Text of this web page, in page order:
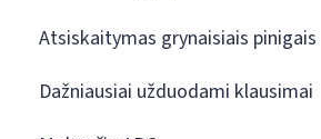
Atsiskaitymas grynaisiais pinigais
Dažniausiai užduodami klausimai